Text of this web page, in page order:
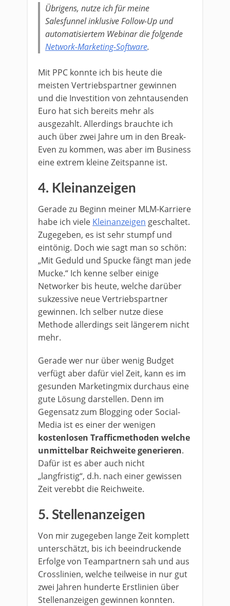
Übrigens, nutze ich für meine
Salesfunnel inklusive Follow-Up und
automatisiertem Webinar die folgende
Network-Marketing-Software.
Mit PPC konnte ich bis heute die
meisten Vertriebspartner gewinnen
und die Investition von zehntausenden
Euro hat sich bereits mehr als
ausgezahlt. Allerdings brauchte ich
auch über zwei Jahre um in den Break-
Even zu kommen, was aber im Business
eine extrem kleine Zeitspanne ist.
4. Kleinanzeigen
Gerade zu Beginn meiner MLM-Karriere
habe ich viele Kleinanzeigen geschaltet.
Zugegeben, es ist sehr stumpf und
eintönig. Doch wie sagt man so schön:
„Mit Geduld und Spucke fängt man jede
Mucke.“ Ich kenne selber einige
Networker bis heute, welche darüber
sukzessive neue Vertriebspartner
gewinnen. Ich selber nutze diese
Methode allerdings seit längerem nicht
mehr.
Gerade wer nur über wenig Budget
verfügt aber dafür viel Zeit, kann es im
gesunden Marketingmix durchaus eine
gute Lösung darstellen. Denn im
Gegensatz zum Blogging oder Social-
Media ist es einer der wenigen
kostenlosen Trafficmethoden welche
unmittelbar Reichweite generieren.
Dafür ist es aber auch nicht
„langfristig“, d.h. nach einer gewissen
Zeit verebbt die Reichweite.
5. Stellenanzeigen
Von mir zugegeben lange Zeit komplett
unterschätzt, bis ich beeindruckende
Erfolge von Teampartnern sah und aus
Crosslinien, welche teilweise in nur gut
zwei Jahren hunderte Erstlinien über
Stellenanzeigen gewinnen konnten.